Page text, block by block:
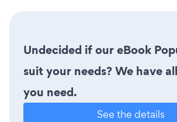
Undecided if our eBook
suit your needs? We have
you need.
See the details